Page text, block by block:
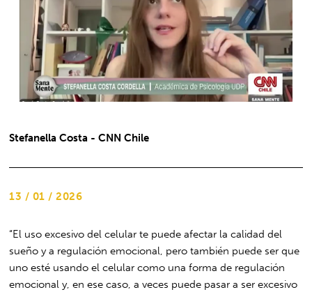
Stefanella Costa - CNN Chile
13 / 01 / 2026
“El uso excesivo del celular te puede afectar la calidad del
sueño y a regulación emocional, pero también puede ser que
uno esté usando el celular como una forma de regulación
emocional y, en ese caso, a veces puede pasar a ser excesivo